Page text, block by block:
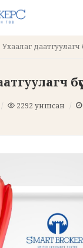
Ухаалаг даатгуулагч
2292 уншсан